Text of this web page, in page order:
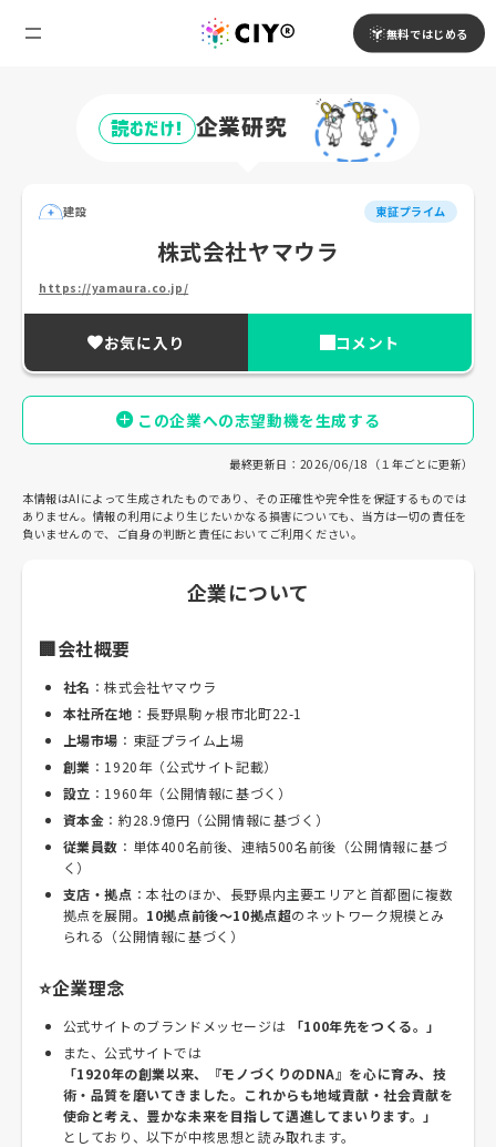
無料ではじめる
読むだけ! 企業研究
建設 東証プライム
株式会社ヤマウラ
https://yamaura.co.jp/
お気に入り コメント
この企業への志望動機を生成する
最終更新日：2026/06/18（１年ごとに更新）
本情報はAIによって生成されたものであり、その正確性や完全性を保証するものでは
ありません。情報の利用により生じたいかなる損害についても、当方は一切の責任を
負いませんので、ご自身の判断と責任においてご利用ください。
企業について
🏢会社概要
社名 ：株式会社ヤマウラ
本社所在地 ：長野県駒ヶ根市北町22-1
上場市場 ：東証プライム上場
創業 ：1920年（公式サイト記載）
設立 ：1960年（公開情報に基づく）
資本金 ：約28.9億円（公開情報に基づく）
従業員数 ：単体400名前後、連結500名前後（公開情報に基づ
く）
支店・拠点 ：本社のほか、長野県内主要エリアと首都圏に複数
拠点を展開。 10拠点前後〜10拠点超のネットワーク規模とみ
られる（公開情報に基づく）
⭐企業理念
公式サイトのブランドメッセージは
「100年先をつくる。」
また、公式サイトでは
「1920年の創業以来、『モノづくりのDNA』を心に育み、技
術・品質を磨いてきました。これからも地域貢献・社会貢献を
使命と考え、豊かな未来を目指して邁進してまいります。」
としており、以下が中核思想と読み取れます。